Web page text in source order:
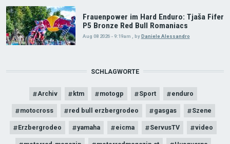
Frauenpower im Hard Enduro: Tjaša Fifer
P5 Bronze Red Bull Romaniacs
Aug 08 2026 - 9:19am byDaniele Alessandro
SCHLAGWORTE
Archiv ktm motogp Sport enduro
motocross red bull erzbergrodeo gasgas Szene
Erzbergrodeo yamaha eicma ServusTV video